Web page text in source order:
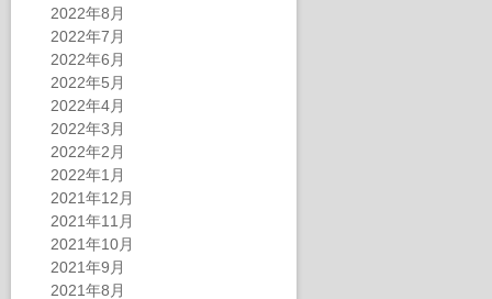
2022年8月
2022年7月
2022年6月
2022年5月
2022年4月
2022年3月
2022年2月
2022年1月
2021年12月
2021年11月
2021年10月
2021年9月
2021年8月